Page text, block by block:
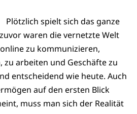
Plötzlich spielt sich das ganze
waren die vernetzte Welt
zu kommunizieren,
zu arbeiten und Geschäfte zu
entscheidend wie heute. Auch
auf den ersten Blick
muss man sich der Realität